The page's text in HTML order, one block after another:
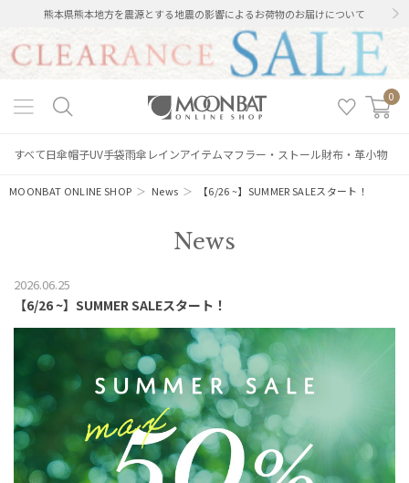
熊本県熊本地方を震源とする地震の影響によるお荷物のお届けについて
0
すべて日傘帽子UV手袋雨傘 レインアイテムマフラー・ストール財布・革小物
MOONBAT ONLINE SHOP ＞ News ＞ 【6/26 ~】SUMMER SALEスタート！
News
2026.06.25
【6/26 ~】SUMMER SALEスタート！